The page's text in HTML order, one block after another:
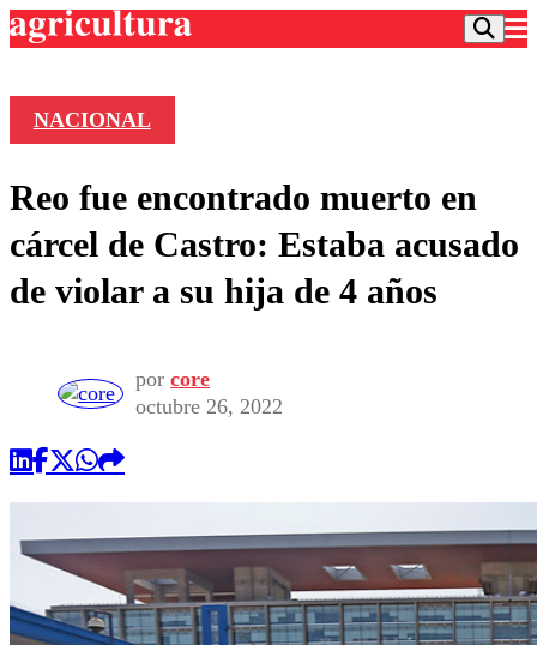
Frecuencias
Agricultura TV
Deportes
Colo Colo
Seleccion Chilena
Entretención
Economía
Publicaciones en medios
Opinión
NACIONAL
Reo fue encontrado muerto en
cárcel de Castro: Estaba acusado
de violar a su hija de 4 años
por core
octubre 26, 2022